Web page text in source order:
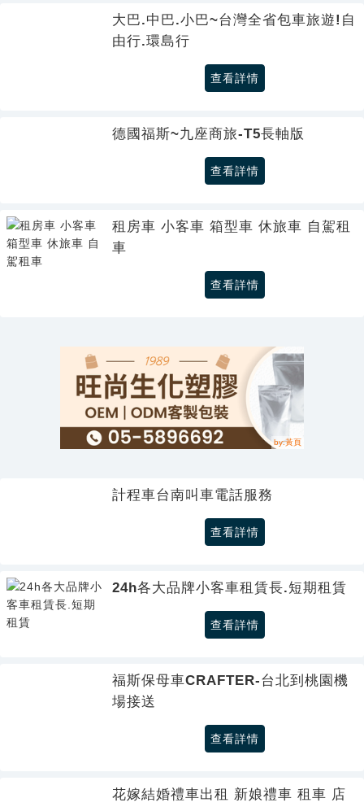
大巴.中巴.小巴~台灣全省包車旅遊!自
由行.環島行
查看詳情
德國福斯~九座商旅-T5長軸版
查看詳情
租房車 小客車 箱型車 休旅車 自駕租
車
查看詳情
計程車台南叫車電話服務
查看詳情
24h各大品牌小客車租賃長.短期租賃
查看詳情
福斯保母車CRAFTER-台北到桃園機
場接送
查看詳情
花嫁結婚禮車出租 新娘禮車 租車 店